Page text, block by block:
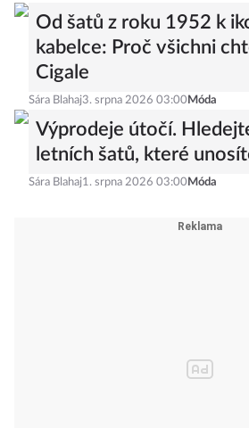
Od šatů z roku 1952 k
kabelce: Proč všichni
Cigale
Sára Blahaj3. srpna 2026 03:00 Móda
Výprodeje útočí.
letních šatů, které
Sára Blahaj1. srpna 2026 03:00 Móda